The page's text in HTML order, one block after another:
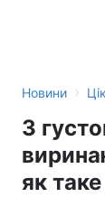
Новини ›
З
як